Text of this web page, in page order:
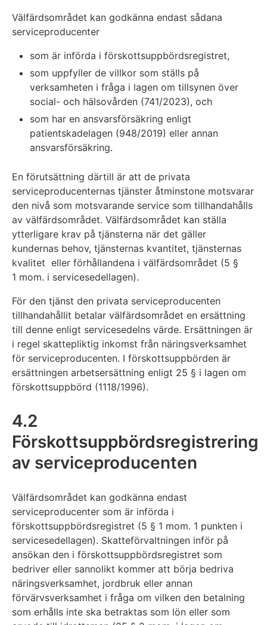
Välfärdsområdet kan godkänna endast sådana
serviceproducenter
som är införda i förskottsuppbördsregistret,
som uppfyller de villkor som ställs på
verksamheten i fråga i lagen om tillsynen över
social- och hälsovården (741/2023), och
som har en ansvarsförsäkring enligt
patientskadelagen (948/2019) eller annan
ansvarsförsäkring.
En förutsättning därtill är att de privata
serviceproducenternas tjänster åtminstone motsvarar
den nivå som motsvarande service som tillhandahålls
av välfärdsområdet. Välfärdsområdet kan ställa
ytterligare krav på tjänsterna när det gäller
kundernas behov, tjänsternas kvantitet, tjänsternas
kvalitet eller förhållandena i välfärdsområdet (5 §
1 mom. i servicesedellagen).
För den tjänst den privata serviceproducenten
tillhandahållit betalar välfärdsområdet en ersättning
till denne enligt servicesedelns värde. Ersättningen är
i regel skattepliktig inkomst från näringsverksamhet
för serviceproducenten. I förskottsuppbörden är
ersättningen arbetsersättning enligt 25 § i lagen om
förskottsuppbörd (1118/1996).
4.2
Förskottsuppbördsregistrering
av serviceproducenten
Välfärdsområdet kan godkänna endast
serviceproducenter som är införda i
förskottsuppbördsregistret (5 § 1 mom. 1 punkten i
servicesedellagen). Skatteförvaltningen inför på
ansökan den i förskottsuppbördsregistret som
bedriver eller sannolikt kommer att börja bedriva
näringsverksamhet, jordbruk eller annan
förvärvsverksamhet i fråga om vilken den betalning
som erhålls inte ska betraktas som lön eller som